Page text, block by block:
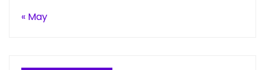
« May